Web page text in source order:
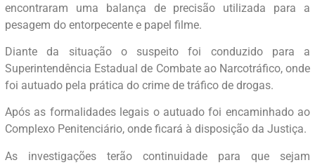
encontraram uma balança de precisão utilizada para a
pesagem do entorpecente e papel filme.
Diante da situação o suspeito foi conduzido para a
Superintendência Estadual de Combate ao Narcotráfico, onde
foi autuado pela prática do crime de tráfico de drogas.
Após as formalidades legais o autuado foi encaminhado ao
Complexo Penitenciário, onde ficará à disposição da Justiça.
As investigações terão continuidade para que sejam